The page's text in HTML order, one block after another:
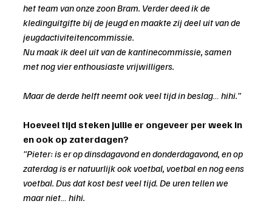
het team van onze zoon Bram. Verder deed ik de
kledinguitgifte bij de jeugd en maakte zij deel uit van de
jeugdactiviteitencommissie.
Nu maak ik deel uit van de kantinecommissie, samen
met nog vier enthousiaste vrijwilligers.
Maar de derde helft neemt ook veel tijd in beslag… hihi."
Hoeveel tijd steken jullie er ongeveer per week in
en ook op zaterdagen?
"Pieter: is er op dinsdagavond en donderdagavond, en op
zaterdag is er natuurlijk ook voetbal, voetbal en nog eens
voetbal. Dus dat kost best veel tijd. De uren tellen we
maar niet… hihi.